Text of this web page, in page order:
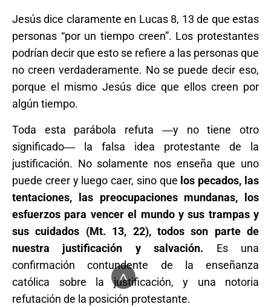
Jesús dice claramente en Lucas 8, 13 de que estas
personas “por un tiempo creen”. Los protestantes
podrían decir que esto se refiere a las personas que
no creen verdaderamente. No se puede decir eso,
porque el mismo Jesús dice que ellos creen por
algún tiempo.
Toda esta parábola refuta ―y no tiene otro
significado― la falsa idea protestante de la
justificación. No solamente nos enseña que uno
puede creer y luego caer, sino que los pecados, las
tentaciones, las preocupaciones mundanas, los
esfuerzos para vencer el mundo y sus trampas y
sus cuidados (Mt. 13, 22), todos son parte de
nuestra justificación y salvación. Es una
confirmación contundente de la enseñanza
católica sobre la justificación, y una notoria
refutación de la posición protestante.
^